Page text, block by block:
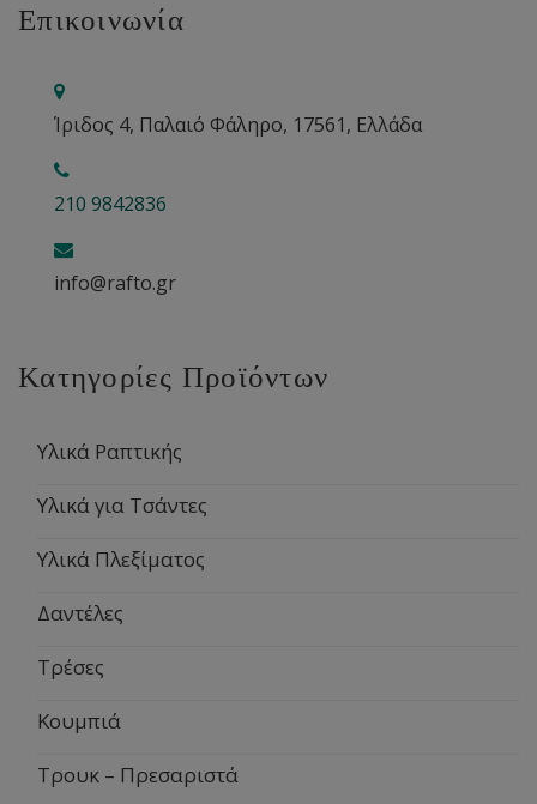
Επικοινωνία
Ίριδος 4, Παλαιό Φάληρο, 17561, Ελλάδα
210 9842836
info@rafto.gr
Κατηγορίες Προϊόντων
Υλικά Ραπτικής
Υλικά για Τσάντες
Υλικά Πλεξίματος
Δαντέλες
Τρέσες
Κουμπιά
Τρουκ – Πρεσαριστά